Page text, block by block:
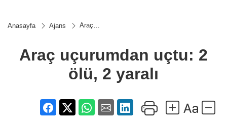
Anasayfa Ajans
Araç
yaralı
Araç uçurumdan uçtu: 2
ölü, 2 yaralı